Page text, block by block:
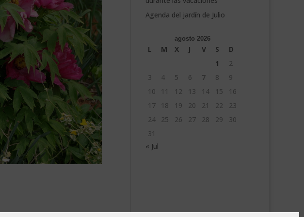
Agenda del jardín de Julio
agosto 2026
L M X J V S
D
1
2
3
4 5 6 7 8
9
10
11 12 13 14 15
16
17
18 19 20 21 22
23
24
25 26 27 28 29
30
31
« Jul